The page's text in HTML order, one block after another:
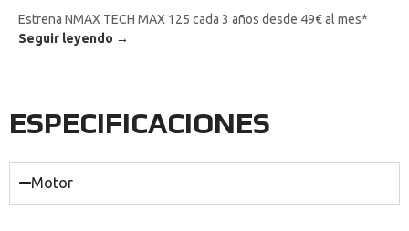
Estrena NMAX TECH MAX 125 cada 3 años desde 49€ al mes*
Seguir leyendo →
ESPECIFICACIONES
Motor